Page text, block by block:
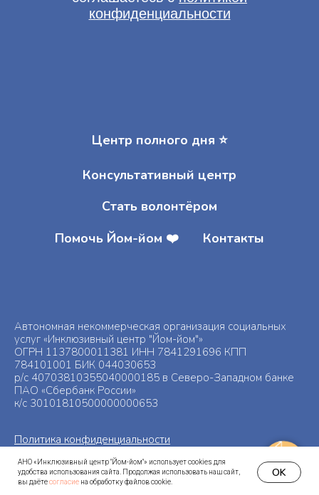
АНО «Инклюзивный центр "Йом-йом"» использует cookies для
удобства использования сайта. Продолжая использовать наш сайт,
вы даётесогласие на обработку файлов cookie.
OK
Центр полного дня ⭐️
Консультативный центр
Стать волонтёром
Помочь Йом-йом ❤️
Контакты
Автономная некоммерческая организация социальных
услуг «Инклюзивный центр "Йом-йом"»
ОГРН 1137800011381 ИНН 7841291696 КПП
784101001 БИК 044030653
р/с 40703810355040000185 в Северо-Западном банке
ПАО «Сбербанк России»
к/с 30101810500000000653
Политика конфиденциальности